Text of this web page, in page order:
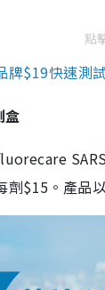
點
牌$19快速
盒
$15。產品